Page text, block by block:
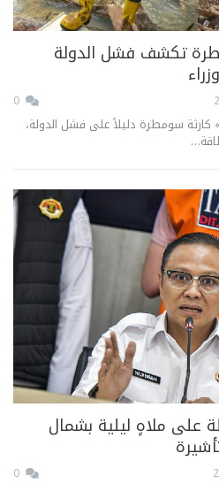
تكشف فشل الدولة
كارثة سومطرة دليلاً على فشل الدولة،
حملة على ملاهٍ ليلية بشمال